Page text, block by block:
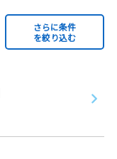
さらに条件
を絞り込む